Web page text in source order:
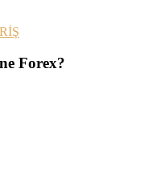
Forex?